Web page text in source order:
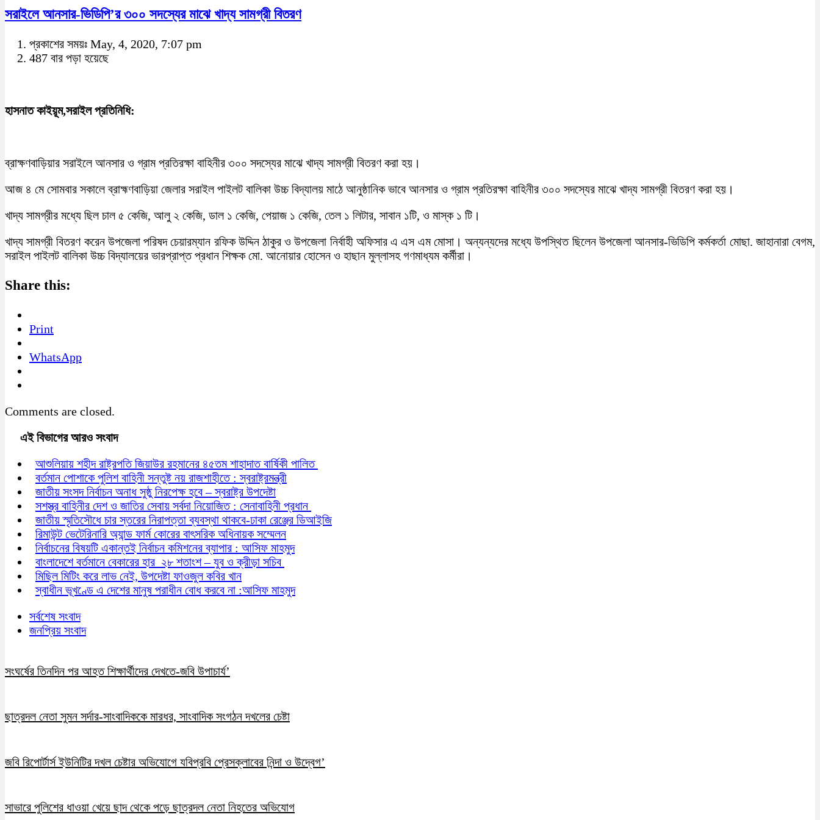
সরাইলে আনসার-ভিডিপি’র ৩০০ সদস্যের মাঝে খাদ্য সামগ্রী বিতরণ
প্রকাশের সময়ঃ May, 4, 2020, 7:07 pm
487 বার পড়া হয়েছে
হাসনাত কাইয়ূম,সরাইল প্রতিনিধি:
ব্রাক্ষণবাড়িয়ার সরাইলে আনসার ও গ্রাম প্রতিরক্ষা বাহিনীর ৩০০ সদস্যের মাঝে খাদ্য সামগ্রী বিতরণ করা হয়।
আজ ৪ মে সোমবার সকালে ব্রাহ্মণবাড়িয়া জেলার সরাইল পাইলট বালিকা উচ্চ বিদ্যালয় মাঠে আনুষ্ঠানিক ভাবে আনসার ও গ্রাম প্রতিরক্ষা বাহিনীর ৩০০ সদস্যের মাঝে খাদ্য সামগ্রী বিতরণ করা হয়।
খাদ্য সামগ্রীর মধ্যে ছিল চাল ৫ কেজি, আলু ২ কেজি, ডাল ১ কেজি, পেয়াজ ১ কেজি, তেল ১ লিটার, সাবান ১টি, ও মাস্ক ১ টি।
খাদ্য সামগ্রী বিতরণ করেন উপজেলা পরিষদ চেয়ারম্যান রফিক উদ্দিন ঠাকুর ও উপজেলা নির্বাহী অফিসার এ এস এম মোসা। অন্যন্যদের মধ্যে উপস্থিত ছিলেন উপজেলা আনসার-ভিডিপি কর্মকর্তা মোছা. জাহানারা বেগম,
সরাইল পাইলট বালিকা উচ্চ বিদ্যালয়ের ভারপ্রাপ্ত প্রধান শিক্ষক মো. আনোয়ার হোসেন ও হাছান মুল্লাসহ গণমাধ্যম কর্মীরা।
Share this:
Print
WhatsApp
Comments are closed.
এই বিভাগের আরও সংবাদ
আশুলিয়ায় শহীদ রাষ্ট্রপতি জিয়াউর রহমানের ৪৫তম শাহাদাত বার্ষিকী পালিত
বর্তমান পোশাকে পুলিশ বাহিনী সন্তুষ্ট নয় রাজশাহীতে : স্বরাষ্ট্রমন্ত্রী
জাতীয় সংসদ নির্বাচন অনাধ সুষ্ঠু নিরপেক্ষ হবে – স্বরাষ্ট্র উপদেষ্টা
সশস্ত্র বাহিনীর দেশ ও জাতির সেবায় সর্বদা নিয়োজিত : সেনাবাহিনী প্রধান
জাতীয় স্মৃতিসৌধে চার স্তরের নিরাপত্তা ব্যবস্থা থাকবে-ঢাকা রেঞ্জের ডিআইজি
রিমাউন্ট ভেটেরিনারি অ্যান্ড ফার্ম কোরের বাৎসরিক অধিনায়ক সম্মেলন
নির্বাচনের বিষয়টি একান্তই নির্বাচন কমিশনের ব্যাপার : আসিফ মাহমুদ
বাংলাদেশে বর্তমানে বেকারের হার ২৮ শতাংশ – যুব ও ক্রীড়া সচিব
মিছিল মিটিং করে লাভ নেই, উপদেষ্টা ফাওজুল কবির খান
স্বাধীন ভূখণ্ডে এ দেশের মানুষ পরাধীন বোধ করবে না :আসিফ মাহমুদ
সর্বশেষ সংবাদ
জনপ্রিয় সংবাদ
সংঘর্ষের তিনদিন পর আহত শিক্ষার্থীদের দেখতে-জবি উপাচার্য’
ছাত্রদল নেতা সুমন সর্দার-সাংবাদিককে মারধর, সাংবাদিক সংগঠন দখলের চেষ্টা
জবি রিপোর্টার্স ইউনিটির দখল চেষ্টার অভিযোগে যবিপ্রবি প্রেসক্লাবের নিন্দা ও উদ্বেগ’
সাভারে পুলিশের ধাওয়া খেয়ে ছাদ থেকে পড়ে ছাত্রদল নেতা নিহতের অভিযোগ